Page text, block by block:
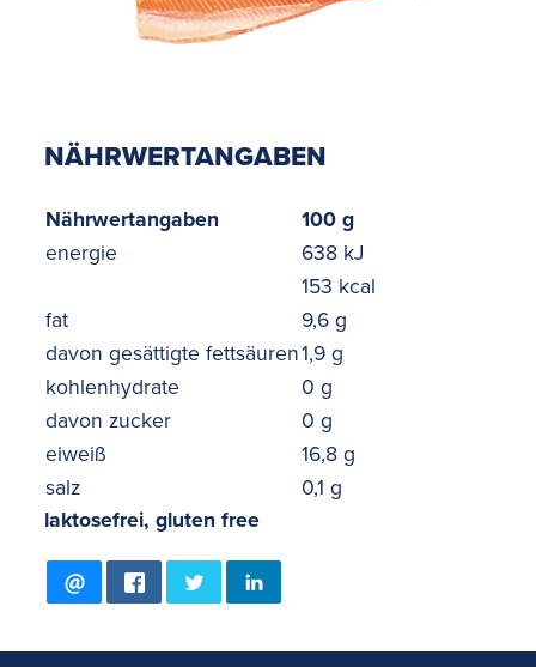
NÄHRWERTANGABEN
Nährwertangaben
100 g
energie
638 kJ
153 kcal
fat
9,6 g
davon gesättigte fettsäuren1,9 g
kohlenhydrate
0 g
davon zucker
0 g
eiweiß
16,8 g
salz
0,1 g
laktosefrei, gluten free